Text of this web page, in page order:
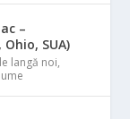
–
SUA)
langă noi,